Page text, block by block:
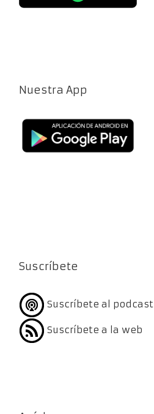
Nuestra App
Suscríbete
Suscríbete al podcast
Suscríbete a la web